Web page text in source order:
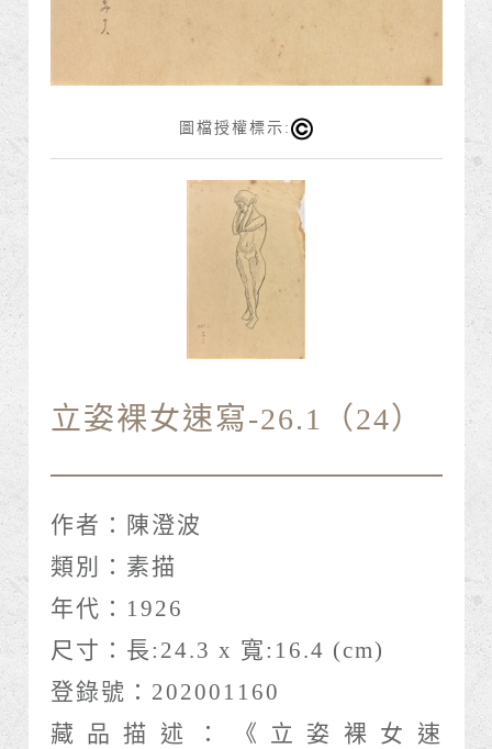
圖檔授權標示:
立姿裸女速寫-26.1（24）
作者： 陳澄波
類別： 素描
年代： 1926
尺寸： 長:24.3 x 寬:16.4 (cm)
登錄號： 202001160
藏品描述：
《立姿裸女速